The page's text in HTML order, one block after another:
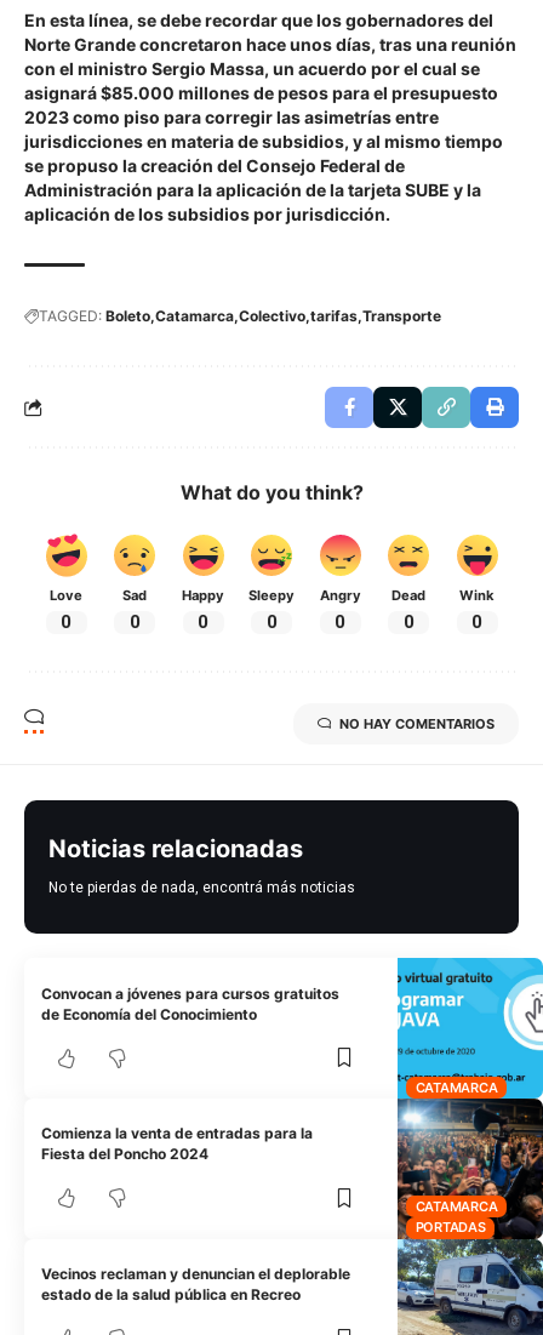
En esta línea, se debe recordar que los gobernadores del
Norte Grande concretaron hace unos días, tras una reunión
con el ministro Sergio Massa, un acuerdo por el cual se
asignará $85.000 millones de pesos para el presupuesto
2023 como piso para corregir las asimetrías entre
jurisdicciones en materia de subsidios, y al mismo tiempo
se propuso la creación del Consejo Federal de
Administración para la aplicación de la tarjeta SUBE y la
aplicación de los subsidios por jurisdicción.
TAGGED: Boleto Catamarca Colectivo tarifas Transporte
What do you think?
Love
0
Sad
0
Happy
0
Sleepy
0
Angry
0
Dead
0
Wink
0
NO HAY COMENTARIOS
Noticias relacionadas
No te pierdas de nada, encontrá más noticias
CATAMARCA
Convocan a jóvenes para cursos gratuitos
de Economía del Conocimiento
CATAMARCA
PORTADAS
Comienza la venta de entradas para la
Fiesta del Poncho 2024
Vecinos reclaman y denuncian el deplorable
estado de la salud pública en Recreo